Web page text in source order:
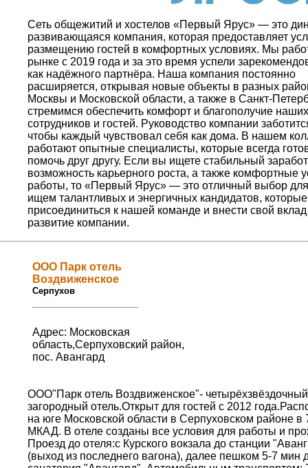
Сеть общежитий и хостелов «Первый Ярус» — это
развивающаяся компания, которая предоставляет
размещению гостей в комфортных условиях. Мы
рынке с 2019 года и за это время успели
как надёжного партнёра. Наша компания постоянно
расширяется, открывая новые объекты в разных
Москвы и Московской области, а также в Санкт-
стремимся обеспечить комфорт и благополучие наших
сотрудников и гостей. Руководство компании
чтобы каждый чувствовал себя как дома. В нашем
работают опытные специалисты, которые всегда
помочь друг другу. Если вы ищете стабильный
возможность карьерного роста, а также комфортные
работы, то «Первый Ярус» — это отличный выбор
ищем талантливых и энергичных кандидатов,
присоединиться к нашей команде и внести свой
развитие компании.
ООО Парк отель
Воздвиженское
Серпухов
Адрес: Московская
область,Серпуховский район,
пос. Авангард
ООО"Парк отель Воздвиженское"- четырёхзвёздочный
загородный отель.Открыт для гостей с 2012
на юге Московской области в Серпуховском районе в
МКАД. В отеле созданы все условия для работы и
Проезд до отеля:с Курского вокзала до станции
(выход из последнего вагона), далее пешком 5-7 мин